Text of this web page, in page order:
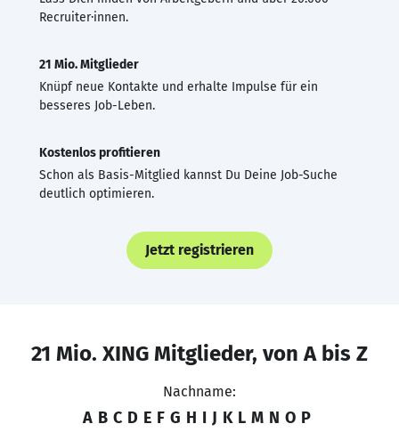
Recruiter·innen.
21 Mio. Mitglieder
Knüpf neue Kontakte und erhalte Impulse für ein
besseres Job-Leben.
Kostenlos profitieren
Schon als Basis-Mitglied kannst Du Deine Job-Suche
deutlich optimieren.
Jetzt registrieren
21 Mio. XING Mitglieder, von A bis Z
Nachname:
A B C D E F G H I J K L M N O P